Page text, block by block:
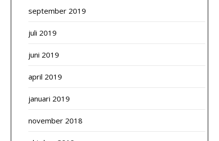
september 2019
juli 2019
juni 2019
april 2019
januari 2019
november 2018